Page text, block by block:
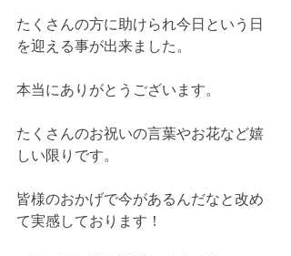
たくさんの方に助けられ今日という日
を迎える事が出来ました。
本当にありがとうございます。
たくさんのお祝いの言葉やお花など嬉
しい限りです。
皆様のおかげで今があるんだなと改め
て実感しております！